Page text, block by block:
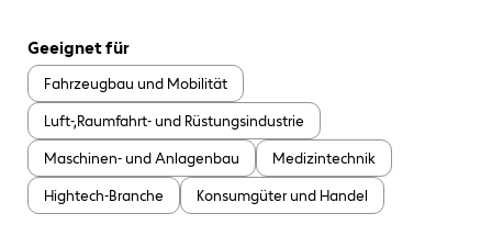
Geeignet für
Fahrzeugbau und Mobilität
Luft-,Raumfahrt- und Rüstungsindustrie
Maschinen- und Anlagenbau
Medizintechnik
Hightech-Branche
Konsumgüter und Handel